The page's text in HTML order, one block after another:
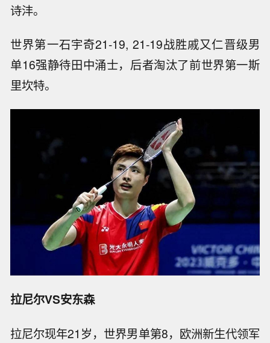
诗沣。
世界第一石宇奇21-19, 21-19战胜戚又仁晋级男
单16强静待田中涌士，后者淘汰了前世界第一斯
里坎特。
拉尼尔VS安东森
拉尼尔现年21岁，世界男单第8，欧洲新生代领军